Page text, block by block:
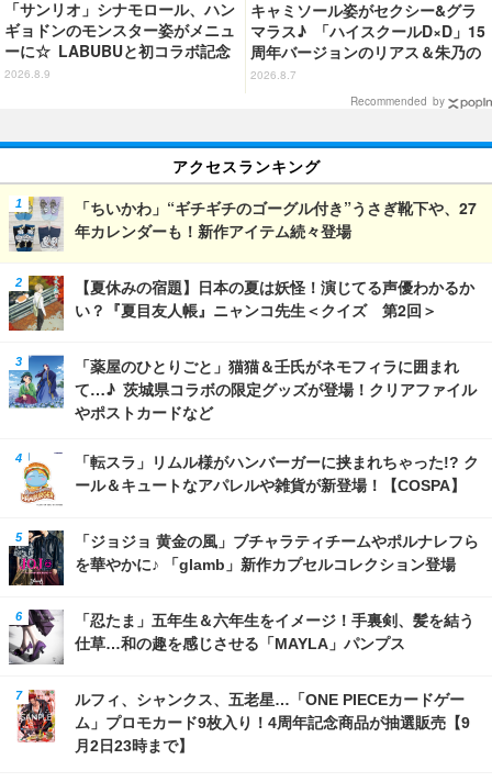
「サンリオ」シナモロール、ハン
ギョドンのモンスター姿がメニュ
ーに☆ LABUBUと初コラボ記念
のスイーツも！【サンリオピュー
2026.8.9
キャミソール姿がセクシー&グラ
マラス♪ 「ハイスクールD×D」15
周年バージョンのリアス＆朱乃の
フィギュアがリニューアルパッケ
2026.8.7
Recommended by
アクセスランキング
「ちいかわ」“ギチギチのゴーグル付き”うさぎ靴下や、27
年カレンダーも！新作アイテム続々登場
【夏休みの宿題】日本の夏は妖怪！演じてる声優わかるか
い？『夏目友人帳』ニャンコ先生＜クイズ 第2回＞
「薬屋のひとりごと」猫猫＆壬氏がネモフィラに囲まれ
て…♪ 茨城県コラボの限定グッズが登場！クリアファイル
やポストカードなど
「転スラ」リムル様がハンバーガーに挟まれちゃった!? ク
ール＆キュートなアパレルや雑貨が新登場！【COSPA】
「ジョジョ 黄金の風」ブチャラティチームやポルナレフら
を華やかに♪ 「glamb」新作カプセルコレクション登場
「忍たま」五年生＆六年生をイメージ！手裏剣、髪を結う
仕草…和の趣を感じさせる「MAYLA」パンプス
ルフィ、シャンクス、五老星…「ONE PIECEカードゲー
ム」プロモカード9枚入り！4周年記念商品が抽選販売【9
月2日23時まで】